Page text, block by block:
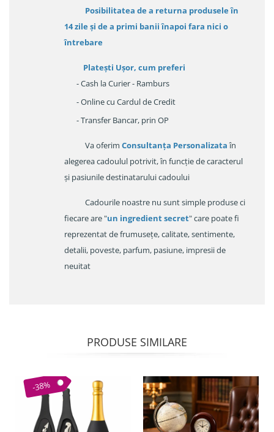
Posibilitatea de a returna produsele în
14 zileși de a primi banii înapoi fara nici o
întrebare
Platești Ușor, cum preferi
- Cash la Curier - Ramburs
- Online cu Cardul de Credit
- Transfer Bancar, prin OP
Va oferim Consultanța Personalizataîn
alegerea cadoulul potrivit, în funcție de caracterul
și pasiunile destinatarului cadoului
Cadourile noastre nu sunt simple produse ci
fiecare are "un ingredient secret" care poate fi
reprezentat de frumusețe, calitate, sentimente,
detalii, poveste, parfum, pasiune, impresii de
neuitat
PRODUSE SIMILARE
-38%